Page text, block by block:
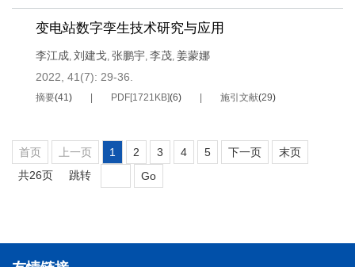
变电站数字孪生技术研究与应用
李江成 刘建戈 张鹏宇 李茂 姜蒙娜
2022, 41(7): 29-36.
摘要(41 ) PDF[1721KB](6) 施引文献(29)
首页 上一页 1 2 3 4 5 下一页
末页
共26页
跳转 Go